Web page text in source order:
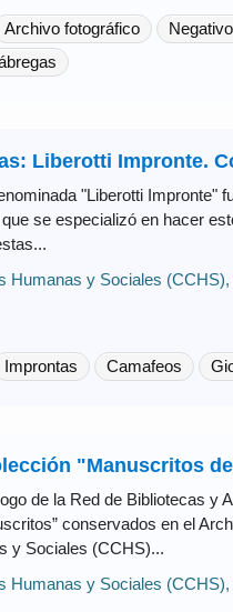
Archivo fotográfico
Liberotti Impronte.
"Liberotti Impronte"
se especializó en hacer
Humanas y Sociales (CCHS),
Improntas Camafeos
"Manuscritos
de la Red de Bibliotecas y
conservados en el
y Sociales (CCHS)...
Humanas y Sociales (CCHS),